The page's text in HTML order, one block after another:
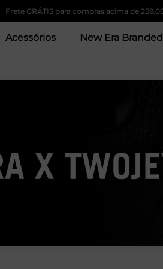
Frete GRÁTIS para compras acima de 259,00
Acessórios New Era Branded